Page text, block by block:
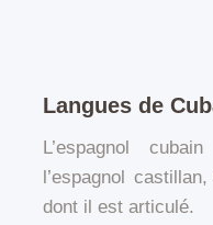
Langues de
L’espagnol
l’espagnol
dont il est articulé.